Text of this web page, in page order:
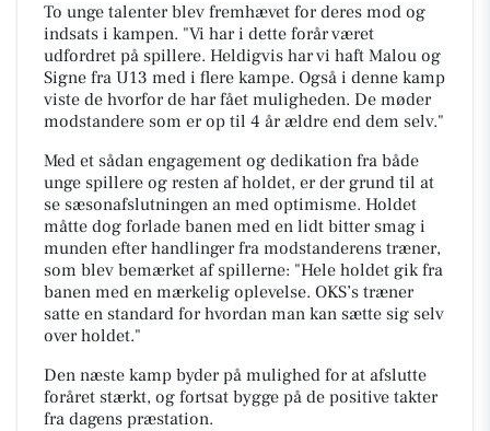
To unge talenter blev fremhævet for deres mod og
indsats i kampen. "Vi har i dette forår været
udfordret på spillere. Heldigvis har vi haft Malou og
Signe fra U13 med i flere kampe. Også i denne kamp
viste de hvorfor de har fået muligheden. De møder
modstandere som er op til 4 år ældre end dem selv."
Med et sådan engagement og dedikation fra både
unge spillere og resten af holdet, er der grund til at
se sæsonafslutningen an med optimisme. Holdet
måtte dog forlade banen med en lidt bitter smag i
munden efter handlinger fra modstanderens træner,
som blev bemærket af spillerne: "Hele holdet gik fra
banen med en mærkelig oplevelse. OKS’s træner
satte en standard for hvordan man kan sætte sig selv
over holdet."
Den næste kamp byder på mulighed for at afslutte
foråret stærkt, og fortsat bygge på de positive takter
fra dagens præstation.